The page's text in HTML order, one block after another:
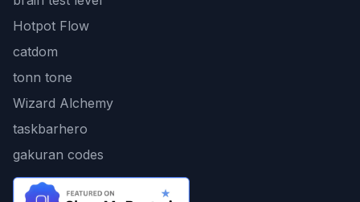
Hotpot Flow
catdom
tonn tone
Wizard Alchemy
taskbarhero
gakuran codes